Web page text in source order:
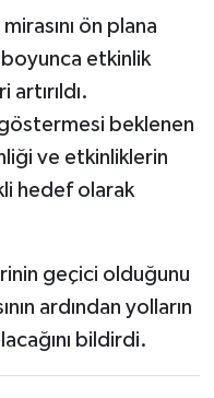
ön plana
boyunca etkinlik
göstermesi beklenen
ve etkinliklerin
hedef olarak
geçici olduğunu
ardından yolların
bildirdi.